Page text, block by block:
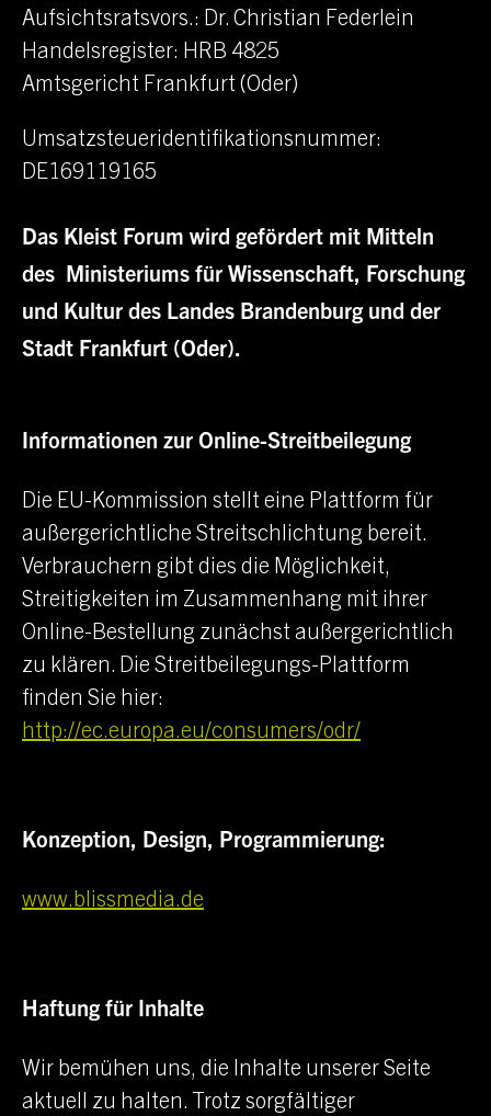
Aufsichtsratsvors.: Dr. Christian Federlein
Handelsregister: HRB 4825
Amtsgericht Frankfurt (Oder)
Umsatzsteueridentifikationsnummer:
DE169119165
Das Kleist Forum wird gefördert mit Mitteln
des Ministeriums für Wissenschaft, Forschung
und Kultur des Landes Brandenburg und der
Stadt Frankfurt (Oder).
Informationen zur Online-Streitbeilegung
Die EU-Kommission stellt eine Plattform für
außergerichtliche Streitschlichtung bereit.
Verbrauchern gibt dies die Möglichkeit,
Streitigkeiten im Zusammenhang mit ihrer
Online-Bestellung zunächst außergerichtlich
zu klären. Die Streitbeilegungs-Plattform
finden Sie hier:
http://ec.europa.eu/consumers/odr/
Konzeption, Design, Programmierung:
www.blissmedia.de
Haftung für Inhalte
Wir bemühen uns, die Inhalte unserer Seite
aktuell zu halten. Trotz sorgfältiger